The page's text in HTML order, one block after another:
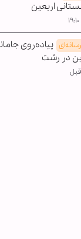
اربعین
پیاده‌روی
در رشت